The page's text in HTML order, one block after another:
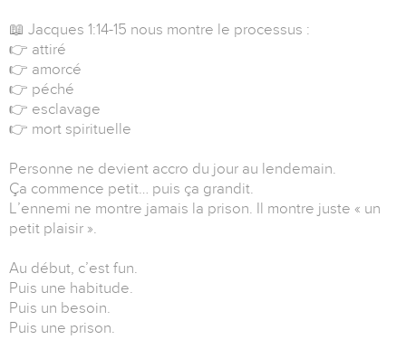
📖 Jacques 1:14-15 nous montre le processus :
👉 attiré
👉 amorcé
👉 péché
👉 esclavage
👉 mort spirituelle
Personne ne devient accro du jour au lendemain.
Ça commence petit… puis ça grandit.
L’ennemi ne montre jamais la prison. Il montre juste « un
petit plaisir ».
Au début, c’est fun.
Puis une habitude.
Puis un besoin.
Puis une prison.